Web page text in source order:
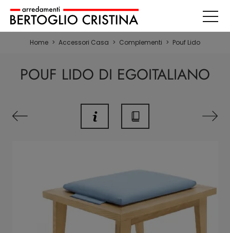
Home > Accessori Casa > Complementi > Pouf Lido
POUF LIDO DI EGOITALIANO